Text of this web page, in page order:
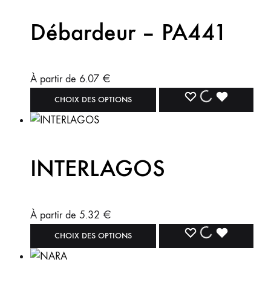
Débardeur – PA441
À partir de 6.07 €
CHOIX DES OPTIONS
INTERLAGOS
À partir de 5.32 €
CHOIX DES OPTIONS